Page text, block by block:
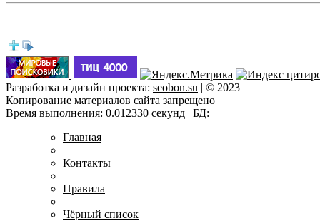
Разработка и дизайн проекта: seobon.su | © 2023
Копирование материалов сайта запрещено
Время выполнения: 0.012330 секунд | БД:
Главная
|
Контакты
|
Правила
|
Чёрный список